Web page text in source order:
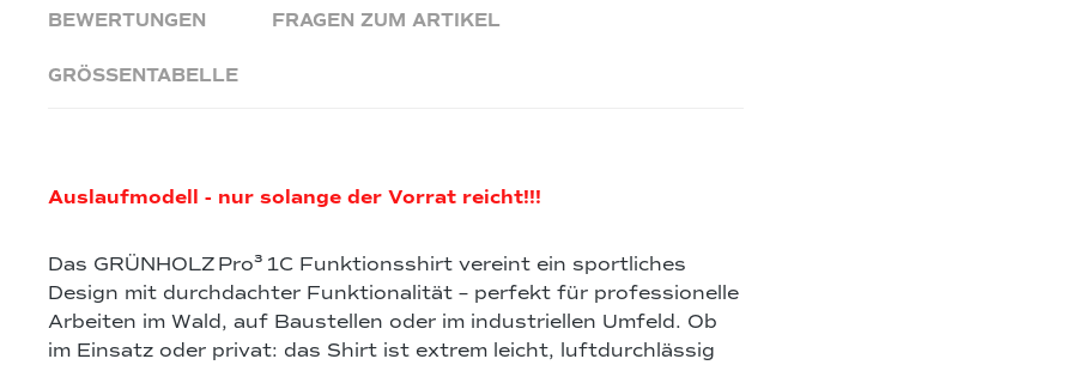
BEWERTUNGEN FRAGEN ZUM ARTIKEL
GRÖSSENTABELLE
Auslaufmodell - nur solange der Vorrat reicht!!!
Das GRÜNHOLZ Pro³ 1C Funktionsshirt vereint ein sportliches
Design mit durchdachter Funktionalität – perfekt für professionelle
Arbeiten im Wald, auf Baustellen oder im industriellen Umfeld. Ob
im Einsatz oder privat: das Shirt ist extrem leicht, luftdurchlässig